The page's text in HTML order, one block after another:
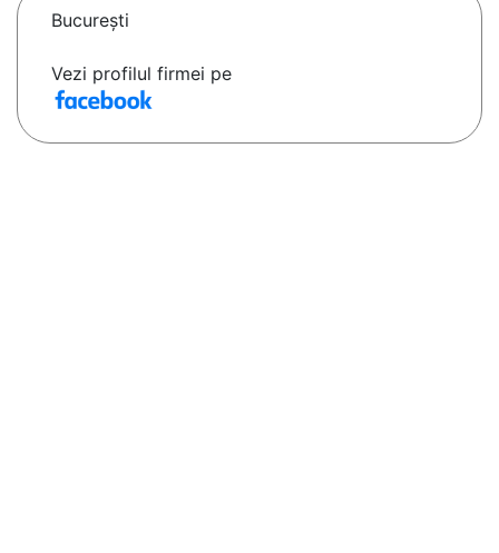
Bucureşti
Vezi profilul firmei pe